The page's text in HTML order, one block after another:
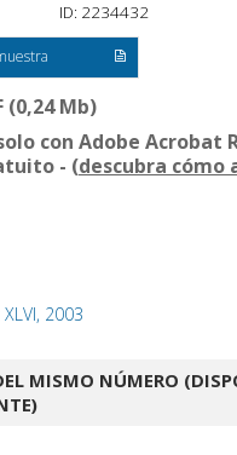
ID: 2234432
(0,24 Mb)
con Adobe Acrobat
- (descubra cómo
2003
MISMO NÚMERO